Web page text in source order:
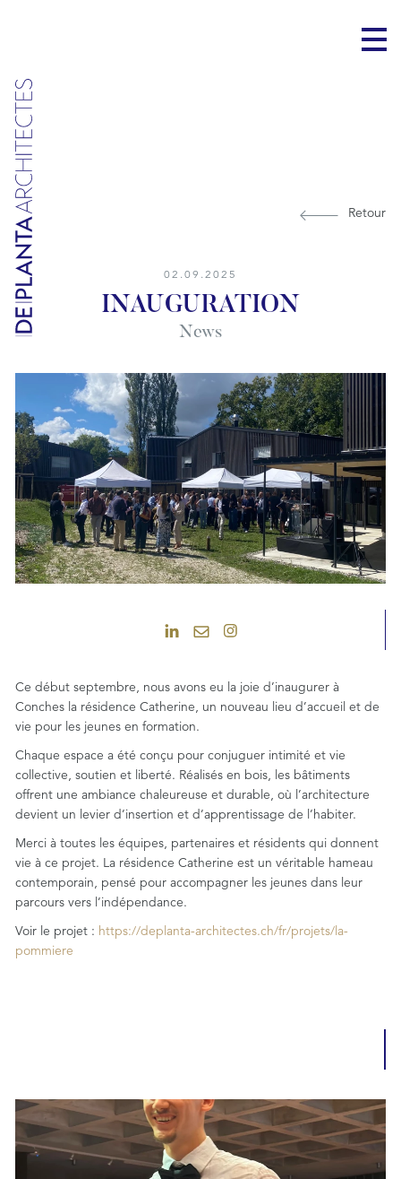
Retour
02.09.2025
INAUGURATION
News
Ce début septembre, nous avons eu la joie d’inaugurer à
Conches la résidence Catherine, un nouveau lieu d’accueil et de
vie pour les jeunes en formation.
Chaque espace a été conçu pour conjuguer intimité et vie
collective, soutien et liberté. Réalisés en bois, les bâtiments
offrent une ambiance chaleureuse et durable, où l’architecture
devient un levier d’insertion et d’apprentissage de l’habiter.
Merci à toutes les équipes, partenaires et résidents qui donnent
vie à ce projet. La résidence Catherine est un véritable hameau
contemporain, pensé pour accompagner les jeunes dans leur
parcours vers l’indépendance.
Voir le projet : https://deplanta-architectes.ch/fr/projets/la-
pommiere